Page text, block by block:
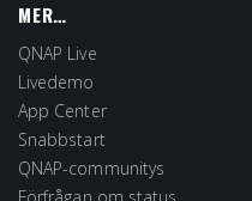
MER…
QNAP Live
Livedemo
App Center
Snabbstart
QNAP-communitys